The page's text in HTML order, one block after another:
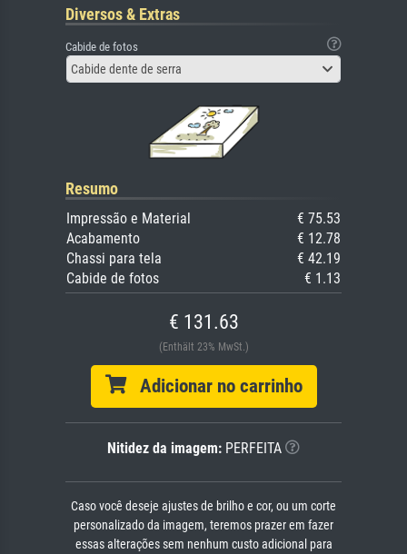
Diversos & Extras
Cabide de fotos
Cabide dente de serra
Resumo
Impressão e Material
€ 75.53
Acabamento
€ 12.78
Chassi para tela
€ 42.19
Cabide de fotos
€ 1.13
€ 131.63
(Enthält 23% MwSt.)
Adicionar no carrinho
Nitidez da imagem: PERFEITA
Caso você deseje ajustes de brilho e cor, ou um corte
personalizado da imagem, teremos prazer em fazer
essas alterações sem nenhum custo adicional para